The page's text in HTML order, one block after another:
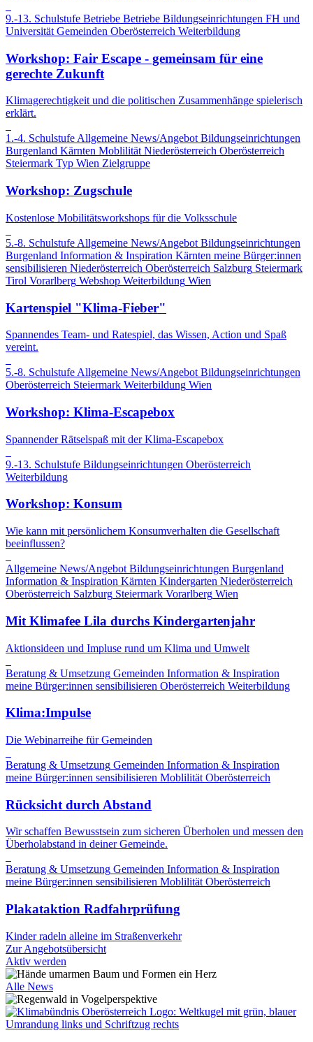
9.-13. Schulstufe Betriebe Betriebe Bildungseinrichtungen FH und
Universität Gemeinden Oberösterreich Weiterbildung
Workshop: Fair Escape - gemeinsam für eine
gerechte Zukunft
Klimagerechtigkeit und die politischen Zusammenhänge spielerisch
erklärt.
1.-4. SchulstufeAllgemeine News/Angebot Bildungseinrichtungen
Burgenland Kärnten Moblilität Niederösterreich Oberösterreich
Steiermark Typ Wien Zielgruppe
Workshop: Zugschule
Kostenlose Mobilitätsworkshops für die Volksschule
5.-8. Schulstufe Allgemeine News/Angebot Bildungseinrichtungen
Burgenland Information & Inspiration Kärnten meine Bürger:innen
sensibilisieren Niederösterreich Oberösterreich Salzburg Steiermark
Tirol Vorarlberg Webshop Weiterbildung Wien
Kartenspiel "Klima-Fieber"
Spannendes Team- und Ratespiel, das Wissen, Action und Spaß
vereint.
5.-8. Schulstufe Allgemeine News/Angebot Bildungseinrichtungen
Oberösterreich Steiermark Weiterbildung Wien
Workshop: Klima-Escapebox
Spannender Rätselspaß mit der Klima-Escapebox
9.-13. Schulstufe Bildungseinrichtungen Oberösterreich
Weiterbildung
Workshop: Konsum
Wie kann mit persönlichem Konsumverhalten die Gesellschaft
beeinflussen?
Allgemeine News/Angebot Bildungseinrichtungen Burgenland
Information & Inspiration Kärnten Kindergarten Niederösterreich
Oberösterreich Salzburg Steiermark Vorarlberg Wien
Mit Klimafee Lila durchs Kindergartenjahr
Aktionsideen und Impluse rund um Klima und Umwelt
Beratung & Umsetzung Gemeinden Information & Inspiration
meine Bürger:innen sensibilisieren Oberösterreich Weiterbildung
Klima:Impulse
Die Webinarreihe für Gemeinden
Beratung & Umsetzung Gemeinden Information & Inspiration
meine Bürger:innen sensibilisieren Moblilität Oberösterreich
Rücksicht durch Abstand
Wir schaffen Bewusstsein zum sicheren Überholen und messen den
Überholabstand in deiner Gemeinde.
Beratung & Umsetzung Gemeinden Information & Inspiration
meine Bürger:innen sensibilisieren Moblilität Oberösterreich
Plakataktion Radfahrprüfung
Kinder radeln alleine im Straßenverkehr
Zur Angebotsübersicht
Aktiv werden
Alle News